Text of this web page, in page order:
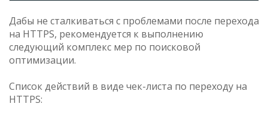
Дабы не сталкиваться с проблемами после перехода
на HTTPS, рекомендуется к выполнению
следующий комплекс мер по поисковой
оптимизации.
Список действий в виде чек-листа по переходу на
HTTPS: